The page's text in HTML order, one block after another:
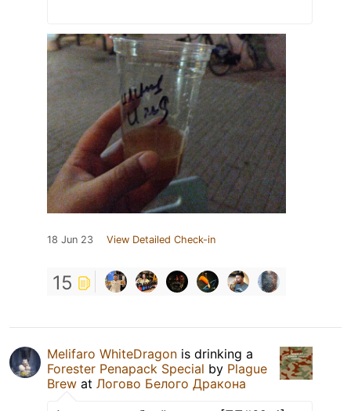
18 Jun 23 View Detailed Check-in
15
Melifaro WhiteDragon is drinking a
Forester Penapack Special by Plague
Brew at Логово Белого Дракона